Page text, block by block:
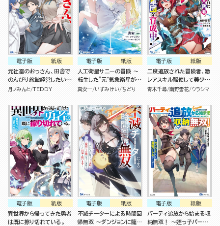
紙版
電子版
元社畜のおっさん、田舎で
のんびり旅館経営したいだ
けなのに勝手に世界最強認
月ノみんと TEDDY
紙版
電子版
人工衛星サニーの冒険 ～
転生した“元”気象衛星がお
天気令嬢になるまで～
真安一 いずみけい ちどり
紙版
電子版
二度追放された冒険者、激
レアスキル駆使して美少女
軍団を育成中！
青木千尋 南野雪花 ウラシマ
紙版
電子版
異世界から帰ってきた勇者
は既に擦り切れている。
紙版
電子版
不滅チーターによる時間回
帰無双 ～ダンジョンに籠っ
紙版
電子版
パーティ追放から始まる収
納無双！ ～姪っ子パーテ